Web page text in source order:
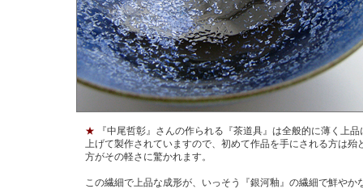
★ 『中尾哲彰』さんの作られる『茶道具』は全般的に薄く上品
上げて製作されていますので、初めて作品を手にされる方は殆
方がその軽さに驚かれます。
この繊細で上品な成形が、いっそう『銀河釉』の繊細で鮮やか